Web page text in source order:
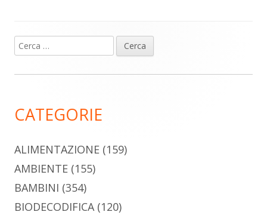
Barra
laterale
Ricerca
per:
CATEGORIE
ALIMENTAZIONE (159)
AMBIENTE (155)
BAMBINI (354)
BIODECODIFICA(120)